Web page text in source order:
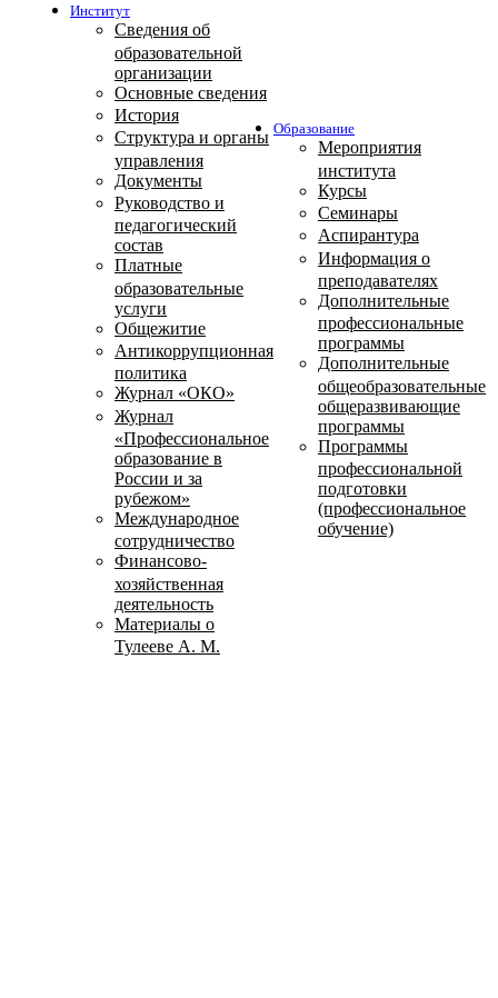
Институт
Сведения об
образовательной
организации
Основные сведения
История
Структура и органы
управления
Документы
Руководство и
педагогический
состав
Платные
образовательные
услуги
Общежитие
Антикоррупционная
политика
Журнал «ОКО»
Журнал
«Профессиональное
образование в
России и за
рубежом»
Международное
сотрудничество
Финансово-
хозяйственная
деятельность
Материалы о
Тулееве А. М.
Образование
Мероприятия
института
Курсы
Семинары
Аспирантура
Информация о
преподавателях
Дополнительные
профессиональные
программы
Дополнительные
общеобразовательные
общеразвивающие
программы
Программы
профессиональной
подготовки
(профессиональное
обучение)